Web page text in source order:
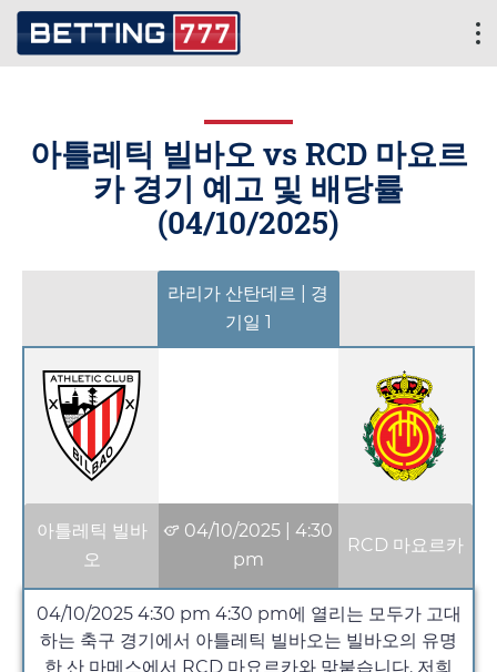
아틀레틱 빌바오 vs RCD 마요르
카 경기 예고 및 배당률
(04/10/2025)
라리가 산탄데르 | 경
기일 1
아틀레틱 빌바
오
04/10/2025 |4:30
pm
RCD 마요르카
04/10/2025 4:30 pm 4:30 pm에 열리는 모두가 고대
하는 축구 경기에서 아틀레틱 빌바오는 빌바오의 유명
한 산 마메스에서 RCD 마요르카와 맞붙습니다. 저희